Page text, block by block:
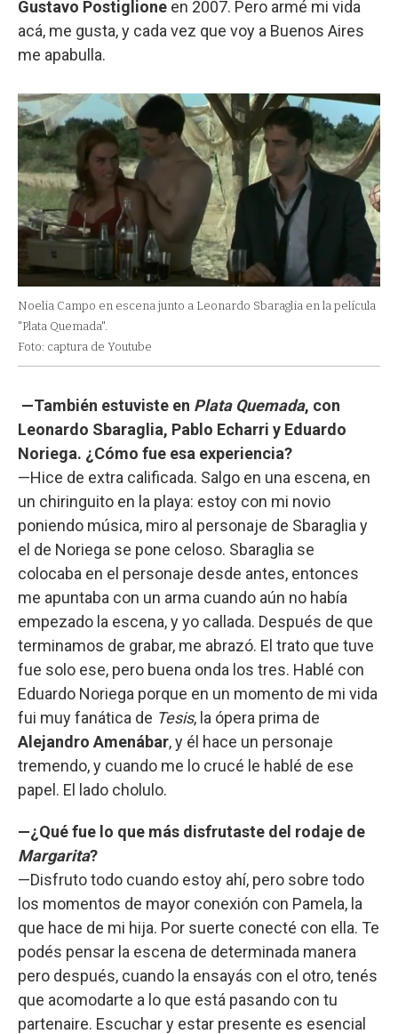
Gustavo Postiglione en 2007. Pero armé mi vida
acá, me gusta, y cada vez que voy a Buenos Aires
me apabulla.
Noelia Campo en escena junto a Leonardo Sbaraglia en la película
"Plata Quemada".
Foto: captura de Youtube
—También estuviste en Plata Quemada, con
Leonardo Sbaraglia, Pablo Echarri y Eduardo
Noriega. ¿Cómo fue esa experiencia?
—Hice de extra calificada. Salgo en una escena, en
un chiringuito en la playa: estoy con mi novio
poniendo música, miro al personaje de Sbaraglia y
el de Noriega se pone celoso. Sbaraglia se
colocaba en el personaje desde antes, entonces
me apuntaba con un arma cuando aún no había
empezado la escena, y yo callada. Después de que
terminamos de grabar, me abrazó. El trato que tuve
fue solo ese, pero buena onda los tres. Hablé con
Eduardo Noriega porque en un momento de mi vida
fui muy fanática de Tesis, la ópera prima de
Alejandro Amenábar, y él hace un personaje
tremendo, y cuando me lo crucé le hablé de ese
papel. El lado cholulo.
—¿Qué fue lo que más disfrutaste del rodaje de
Margarita?
—Disfruto todo cuando estoy ahí, pero sobre todo
los momentos de mayor conexión con Pamela, la
que hace de mi hija. Por suerte conecté con ella. Te
podés pensar la escena de determinada manera
pero después, cuando la ensayás con el otro, tenés
que acomodarte a lo que está pasando con tu
partenaire. Escuchar y estar presente es esencial